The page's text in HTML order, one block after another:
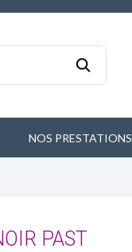
NOS PRESTATIONS
PAST